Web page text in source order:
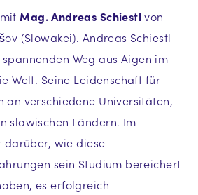
Mag. Andreas Schiestlvon
(Slowakei). Andreas Schiestl
Weg aus Aigen im
Welt. Seine Leidenschaft für
an verschiedene Universitäten,
slawischen Ländern. Im
darüber, wie diese
sein Studium bereichert
es erfolgreich